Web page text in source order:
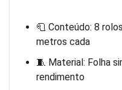
🧻 Conteúdo: 8
metros cada
🧵 Material: Folha
rendimento